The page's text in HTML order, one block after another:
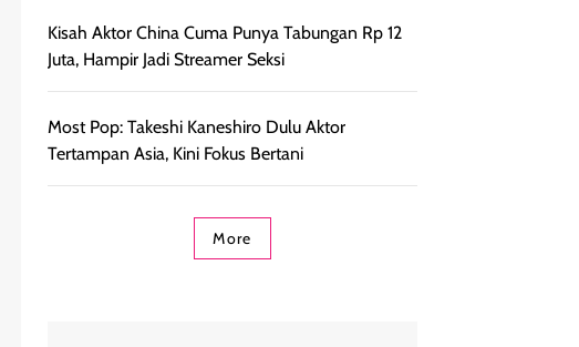
Kisah Aktor China Cuma Punya Tabungan Rp 12
Juta, Hampir Jadi Streamer Seksi
Most Pop: Takeshi Kaneshiro Dulu Aktor
Tertampan Asia, Kini Fokus Bertani
More